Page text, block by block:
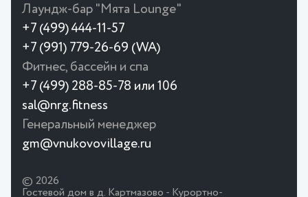
Лаундж-бар "Мята Lounge"
+7 (499) 444-11-57
+7 (991) 779-26-69 (WA)
Фитнес, бассейн и спа
+7 (499) 288-85-78 или 106
sal@nrg.fitness
Генеральный менеджер
gm@vnukovovillage.ru
© 2026
Гостевой дом в д. Картмазово - Курортно-